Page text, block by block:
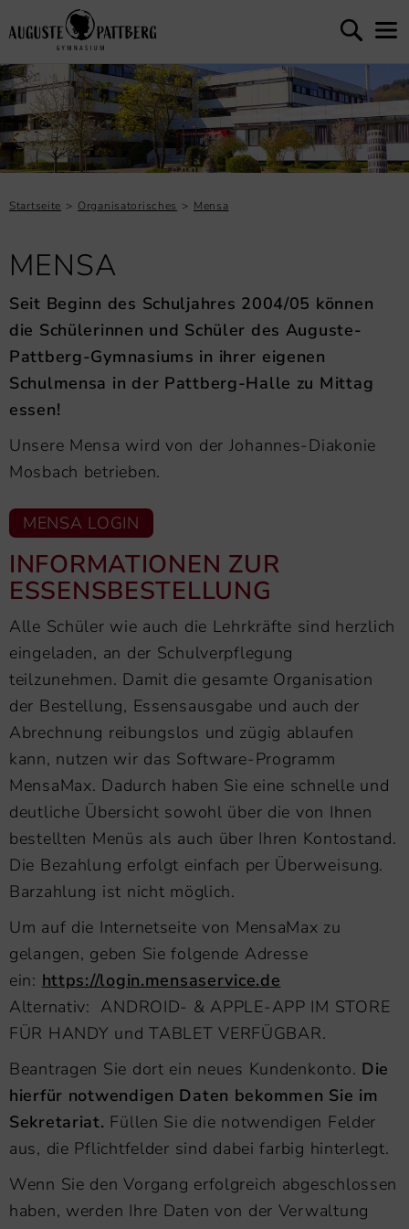
Startseite Organisatorisches Mensa
MENSA
Seit Beginn des Schuljahres 2004/05 können
die Schülerinnen und Schüler des Auguste-
Pattberg-Gymnasiums in ihrer eigenen
Schulmensa in der Pattberg-Halle zu Mittag
essen!
Unsere Mensa wird von der Johannes-Diakonie
Mosbach betrieben.
MENSA LOGIN
INFORMATIONEN ZUR
ESSENSBESTELLUNG
Alle Schüler wie auch die Lehrkräfte sind herzlich
eingeladen, an der Schulverpflegung
teilzunehmen. Damit die gesamte Organisation
der Bestellung, Essensausgabe und auch der
Abrechnung reibungslos und zügig ablaufen
kann, nutzen wir das Software-Programm
MensaMax. Dadurch haben Sie eine schnelle und
deutliche Übersicht sowohl über die von Ihnen
bestellten Menüs als auch über Ihren Kontostand.
Die Bezahlung erfolgt einfach per Überweisung.
Barzahlung ist nicht möglich.
Um auf die Internetseite von MensaMax zu
gelangen, geben Sie folgende Adresse
ein: https://login.mensaservice.de
Alternativ: ANDROID- & APPLE-APP IM STORE
FÜR HANDY und TABLET VERFÜGBAR.
Beantragen Sie dort ein neues Kundenkonto. Die
hierfür notwendigen Daten bekommen Sie im
Sekretariat. Füllen Sie die notwendigen Felder
aus, die Pflichtfelder sind dabei farbig hinterlegt.
Wenn Sie den Vorgang erfolgreich abgeschlossen
haben, werden Ihre Daten von der Verwaltung